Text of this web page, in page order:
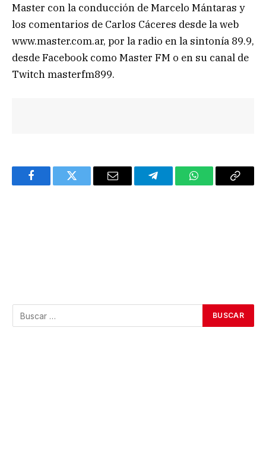
Master con la conducción de Marcelo Mántaras y
los comentarios de Carlos Cáceres desde la web
www.master.com.ar, por la radio en la sintonía 89.9,
desde Facebook como Master FM o en su canal de
Twitch masterfm899.
FacebookTwitter Email TelegramWhatsAppCopy